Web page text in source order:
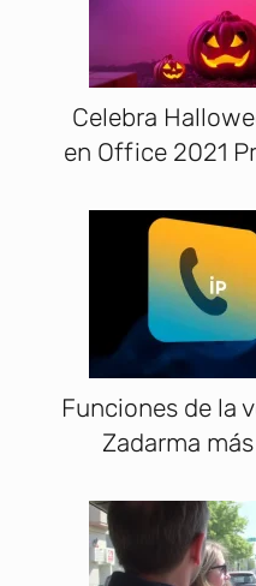
Celebra
en Office 2021
Funciones de la
Zadarma